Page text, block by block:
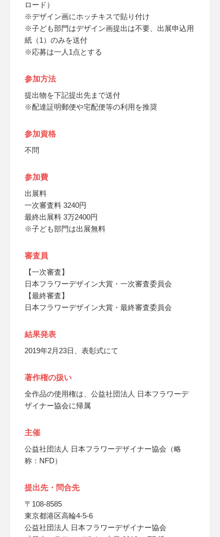
ロード）
※デザイン画にホッチキスで貼り付け
※子ども部門はデザイン画提出は不要、出展申込用
紙（1）のみを送付
※応募は一人1点とする
参加方法
提出物を下記提出先まで送付
※配達証明郵便や宅配便等の利用を推奨
参加資格
不問
参加費
出展料
一次審査料 3240円
最終出展料 3万2400円
※子ども部門は出展無料
審査員
【一次審査】
日本フラワーデザイン大賞・一次審査委員会
【最終審査】
日本フラワーデザイン大賞・最終審査委員会
結果発表
2019年2月23日、表彰式にて
著作権の扱い
全作品の使用権は、公益社団法人 日本フラワーデ
ザイナー協会に帰属
主催
公益社団法人 日本フラワーデザイナー協会（略
称：NFD）
提出先・問合先
〒108-8585
東京都港区高輪4-5-6
公益社団法人 日本フラワーデザイナー協会